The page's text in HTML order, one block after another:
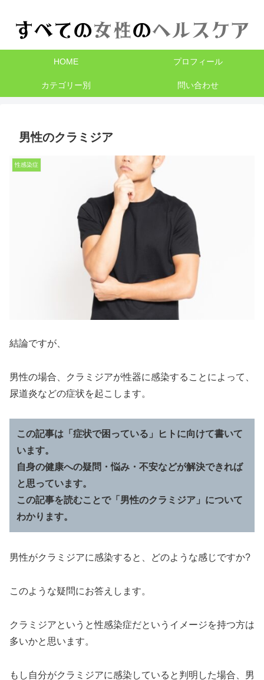
HOME プロフィール
カテゴリー別 問い合わせ
男性のクラミジア
性感染症
結論ですが、
男性の場合、クラミジアが性器に感染することによって、
尿道炎などの症状を起こします。
この記事は「症状で困っている」ヒトに向けて書いて
います。
自身の健康への疑問・悩み・不安などが解決できれば
と思っています。
この記事を読むことで「男性のクラミジア」について
わかります。
男性がクラミジアに感染すると、どのような感じですか?
このような疑問にお答えします。
クラミジアというと性感染症だというイメージを持つ方は
多いかと思います。
もし自分がクラミジアに感染していると判明した場合、男